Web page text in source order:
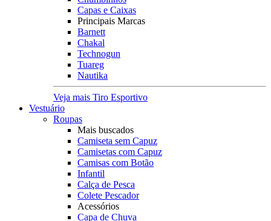
Capas e Caixas
Principais Marcas
Barnett
Chakal
Technogun
Tuareg
Nautika
Veja mais Tiro Esportivo
Vestuário
Roupas
Mais buscados
Camiseta sem Capuz
Camisetas com Capuz
Camisas com Botão
Infantil
Calça de Pesca
Colete Pescador
Acessórios
Capa de Chuva